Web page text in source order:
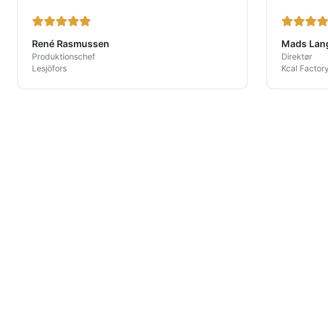
René Rasmussen
Produktionschef
Lesjöfors
Mads
Direktør
Kcal Factory